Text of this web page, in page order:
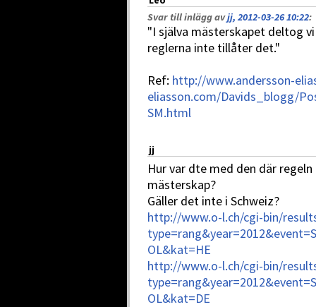
Svar till inlägg avjj, 2012-03-26 10:22:
"I själva mästerskapet deltog
reglerna inte tillåter det."
Ref: http://www.andersson-
eliasson.com/Davids_blogg/
SM.html
jj
Hur var dte med den där
mästerskap?
Gäller det inte i Schweiz?
http://www.o-l.ch/cgi-bin/
OL&kat=HE
http://www.o-l.ch/cgi-bin/
OL&kat=DE